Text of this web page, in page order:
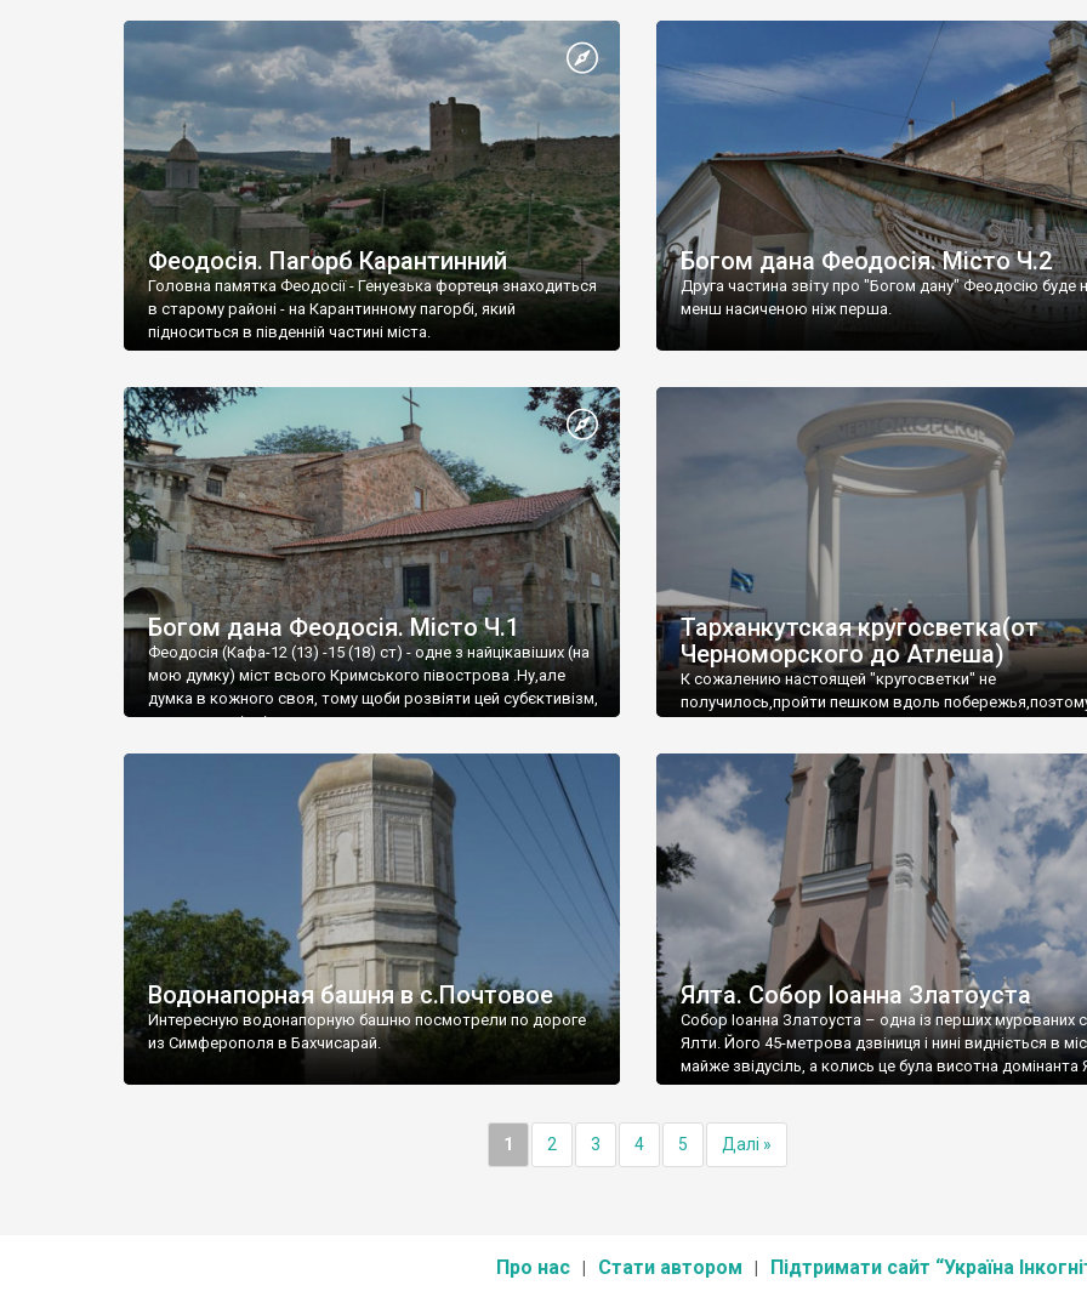
Феодосія. Пагорб Карантинний
Головна памятка Феодосії - Генуезька фортеця знаходиться
в старому районі - на Карантинному пагорбі, який
підноситься в південній частині міста.
Богом дана Феодосія. Місто Ч.2
Друга частина звіту про "Богом дану" Феодосію буде
менш насиченою ніж перша.
Богом дана Феодосія. Місто Ч.1
Феодосія (Кафа-12 (13) -15 (18) ст) - одне з найцікавіших (на
мою думку) міст всього Кримського півострова .Ну,але
думка в кожного своя, тому щоби розвіяти цей субєктивізм,
запрошую відвідати це
Тарханкутская кругосветка(от
Черноморского до Атлеша)
К сожалению настоящей "кругосветки" не
получилось,пройти пешком вдоль
Водонапорная башня в с.Почтовое
Интересную водонапорную башню посмотрели по дороге
из Симферополя в Бахчисарай.
Ялта. Собор Іоанна Златоуста
Собор Іоанна Златоуста – одна із перших мурованих
Ялти. Його 45-метрова дзвіниця і нині видніється в
майже звідусіль, а колись це була висотна домінанта
1 2 3 4 5 Далі »
Про нас Стати автором Підтримати сайт “Україна